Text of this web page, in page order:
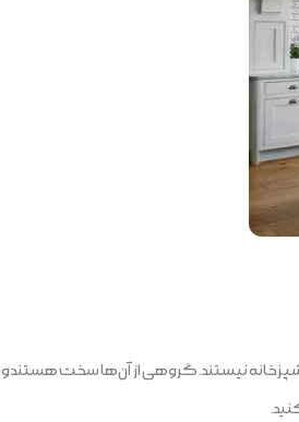
نیستند. گروهی از آن‌ها سخت هستند و